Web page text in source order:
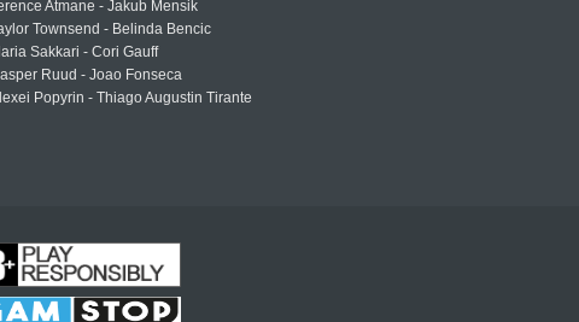
Atmane - Jakub Mensik
Townsend - Belinda Bencic
Sakkari - Cori Gauff
Ruud - Joao Fonseca
Popyrin - Thiago Augustin Tirante